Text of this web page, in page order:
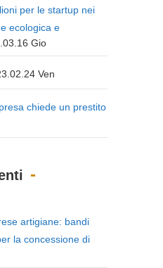
per le startup nei
ecologica e
Gio
Ven
chiede un prestito
artigiane: bandi
la concessione di